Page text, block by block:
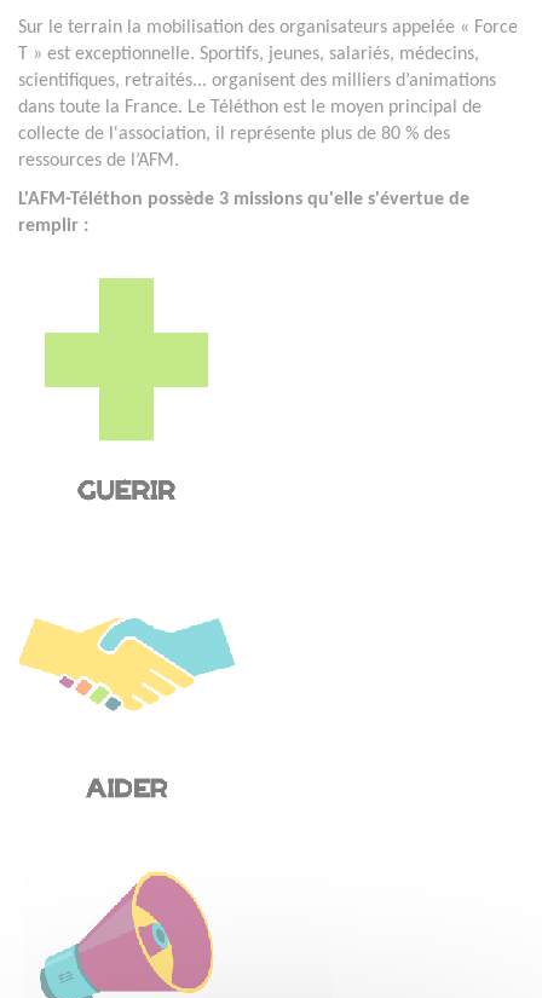
Sur le terrain la mobilisation des organisateurs appelée « Force
T » est exceptionnelle. Sportifs, jeunes, salariés, médecins,
scientifiques, retraités... organisent des milliers d’animations
dans toute la France. Le Téléthon est le moyen principal de
collecte de l'association, il représente plus de 80 % des
ressources de l’AFM.
L'AFM-Téléthon possède 3 missions qu'elle s'évertue de
remplir :